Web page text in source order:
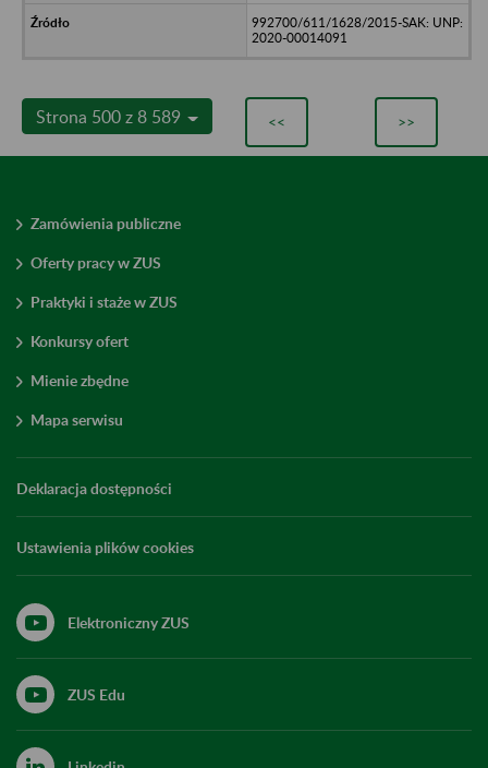
992700/611/1628/2015-SAK: UNP:
2020-00014091
Strona 500 z 8 589 << >>
Zamówienia publiczne
Oferty pracy w ZUS
Praktyki i staże w ZUS
Konkursy ofert
Mienie zbędne
Mapa serwisu
Deklaracja dostępności
Ustawienia plików cookies
Elektroniczny ZUS
ZUS Edu